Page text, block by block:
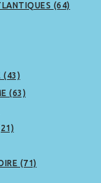
(64)
(43)
(63)
(71)